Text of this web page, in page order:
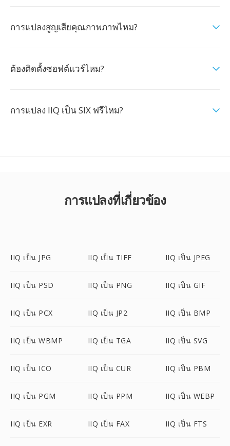
การแปลงสูญเสียคุณภาพภาพไหม?
ต้องติดตั้งซอฟต์แวร์ไหม?
การแปลง IIQ เป็น SIX ฟรีไหม?
การแปลงที่เกี่ยวข้อง
IIQ เป็น JPG IIQ เป็น TIFF IIQ เป็น JPEG
IIQ เป็น PSD IIQ เป็น PNG IIQ เป็น GIF
IIQ เป็น PCX IIQ เป็น JP2 IIQ เป็น BMP
IIQ เป็น WBMP IIQ เป็น TGA IIQ เป็น SVG
IIQ เป็น ICO IIQ เป็น CUR IIQ เป็น PBM
IIQ เป็น PGM IIQ เป็น PPM IIQ เป็น WEBP
IIQ เป็น EXR IIQ เป็น FAX IIQ เป็น FTS